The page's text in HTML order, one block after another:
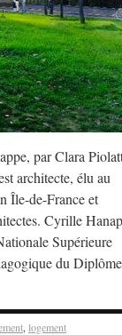
par Clara
architecte, élu au
Île-de-France et
Cyrille
Supérieure
du Diplôme
, logement